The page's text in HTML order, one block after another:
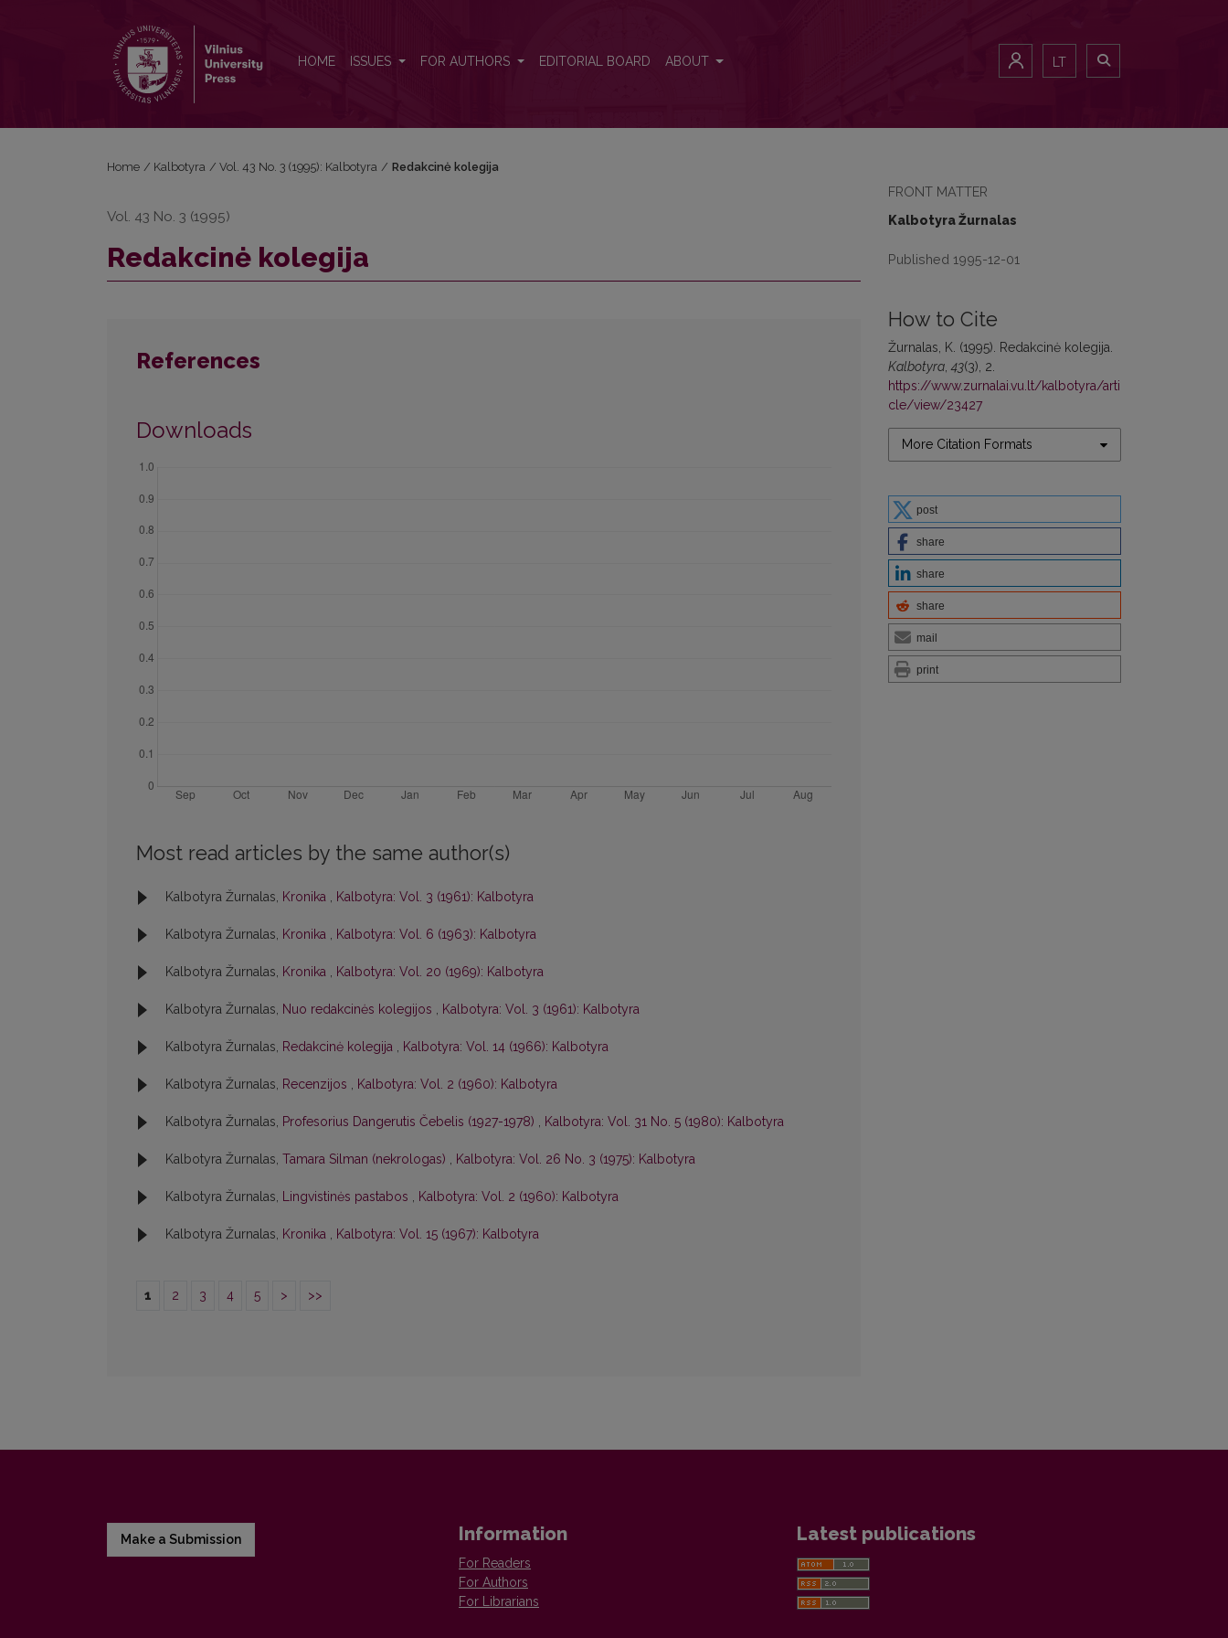
HOME ISSUES FOR AUTHORS EDITORIAL BOARD ABOUT LT
FRONT MATTER
Kalbotyra Žurnalas
Published 1995-12-01
How to Cite
Žurnalas, K. (1995). Rеdаkсinė kolegija.
Kalbotyra ,43(3), 2.
https://www.zurnalai.vu.lt/kalbotyra/arti
cle/view/23427
More Citation Formats
post
share
share
share
mail
print
Home / Kalbotyra / Vol. 43 No. 3 (1995): Kalbotyra / Rеdаkсinė kolegija
Vol. 43 No. 3 (1995)
Rеdаkсinė kolegija
References
Downloads
Most read articles by the same author(s)
Kalbotyra Žurnalas, Kronika , Kalbotyra: Vol. 3 (1961): Kalbotyra
Kalbotyra Žurnalas, Kronika , Kalbotyra: Vol. 6 (1963): Kalbotyra
Kalbotyra Žurnalas, Kronika , Kalbotyra: Vol. 20 (1969): Kalbotyra
Kalbotyra Žurnalas, Nuo redakcinės kolegijos , Kalbotyra: Vol. 3 (1961): Kalbotyra
Kalbotyra Žurnalas, Redakcinė kolegija , Kalbotyra: Vol. 14 (1966): Kalbotyra
Kalbotyra Žurnalas, Recenzijos , Kalbotyra: Vol. 2 (1960): Kalbotyra
Kalbotyra Žurnalas, Profesorius Dangerutis Čebelis (1927-1978) , Kalbotyra: Vol. 31 No. 5 (1980): Kalbotyra
Kalbotyra Žurnalas, Tamara Silman (nekrologas) , Kalbotyra: Vol. 26 No. 3 (1975): Kalbotyra
Kalbotyra Žurnalas, Lingvistinės pastabos , Kalbotyra: Vol. 2 (1960): Kalbotyra
Kalbotyra Žurnalas, Kronika , Kalbotyra: Vol. 15 (1967): Kalbotyra
1 2 3 4 5 > >>
Make a Submission Information
For Readers
For Authors
For Librarians
Latest publications